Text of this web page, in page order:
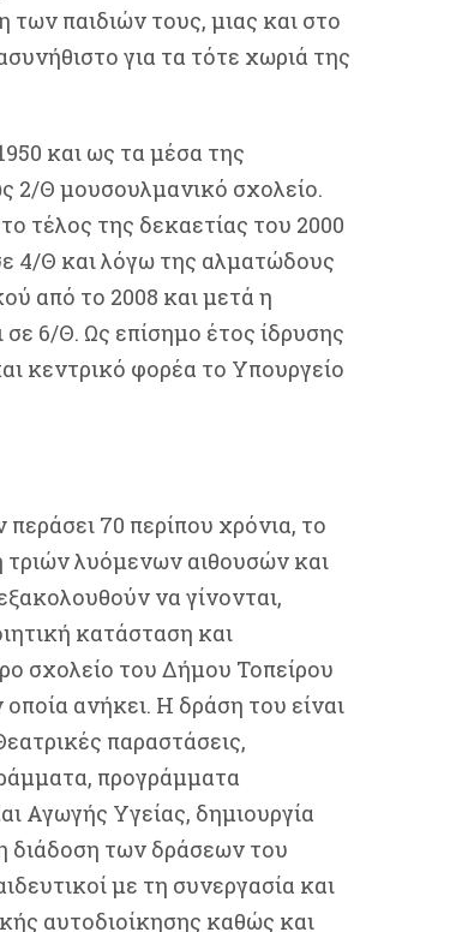
παιδιών τους, μιας και στο
για τα τότε χωριά της
και ως τα μέσα της
2/Θ μουσουλμανικό σχολείο.
τέλος της δεκαετίας του 2000
4/Θ και λόγω της αλματώδους
από το 2008 και μετά η
6/Θ. Ως επίσημο έτος ίδρυσης
κεντρικό φορέα το Υπουργείο
70 περίπου χρόνια, το
τριών λυόμενων αιθουσών και
να γίνονται,
κατάσταση και
σχολείο του Δήμου Τοπείρου
ανήκει. Η δράση του είναι
παραστάσεις,
προγράμματα
Αγωγής Υγείας, δημιουργία
διάδοση των δράσεων του
με τη συνεργασία και
αυτοδιοίκησης καθώς και